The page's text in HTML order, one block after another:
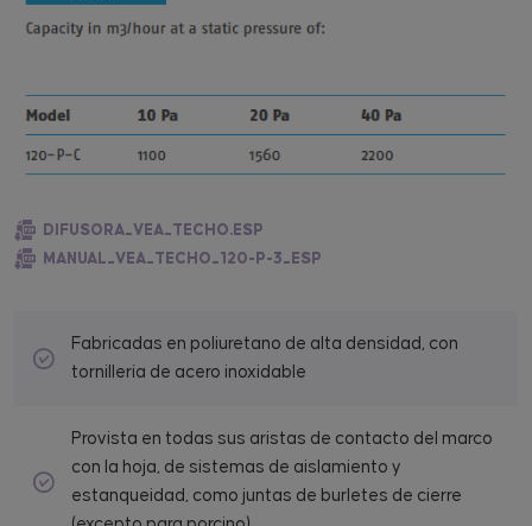
DIFUSORA_VEA_TECHO.ESP
MANUAL_VEA_TECHO_120-P-3_ESP
Fabricadas en poliuretano de alta densidad, con
tornillería de acero inoxidable
Provista en todas sus aristas de contacto del marco
con la hoja, de sistemas de aislamiento y
estanqueidad, como juntas de burletes de cierre